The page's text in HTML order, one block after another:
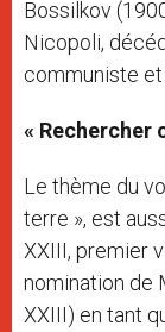
Bossilkov
Nicopoli,
communiste et
« Rechercher
Le thème du
terre », est
XXIII, premier
nomination de
XXIII) en tant